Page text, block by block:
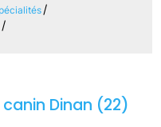
/
/
Dinan (22)